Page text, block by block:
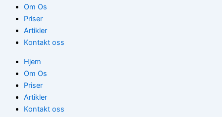
Om Os
Priser
Artikler
Kontakt oss
Hjem
Om Os
Priser
Artikler
Kontakt oss